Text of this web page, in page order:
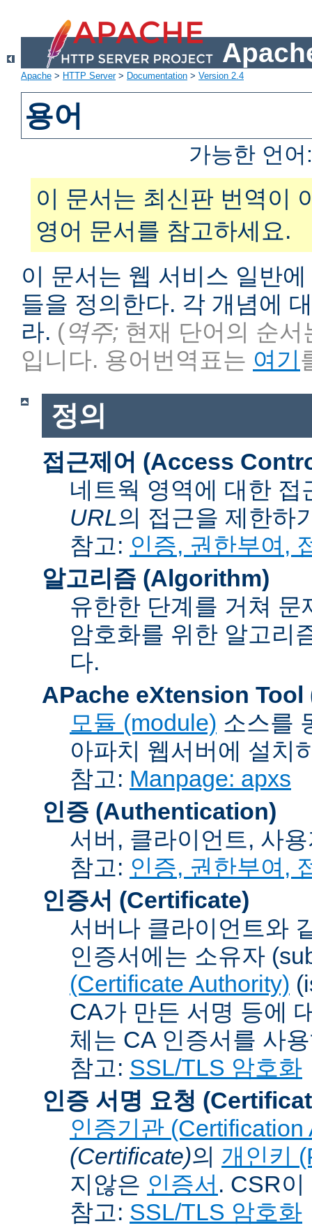
Apache > HTTP Server> Documentation > Version 2.4
용어
가능한 언
이 문서는 최신판 번역이
영어 문서를 참고하세요.
이 문서는 웹 서비스 일반
들을 정의한다. 각 개념에
라. (역주; 현재 단어의 순
입니다. 용어번역표는 여기
정의
접근제어 (Access
네트웍 영역에 대한
URL의 접근을 제한하
참고: 인증, 권한부여,
알고리즘 (Algorithm)
유한한 단계를 거쳐
암호화를 위한 알고리
다.
APache eXtension Tool
모듈 (module) 소스를
아파치 웹서버에 설치
참고: Manpage: apxs
인증 (Authentication)
서버, 클라이언트, 사
참고: 인증, 권한부여,
인증서 (Certificate)
서버나 클라이언트와
인증서에는 소유자
(Certificate Authority)
CA가 만든 서명 등에
체는 CA 인증서를 사
참고: SSL/TLS 암호화
인증 서명 요청
인증기관 (Certification
(Certificate)의 개인키
지않은 인증서 . CSR
참고: SSL/TLS 암호화